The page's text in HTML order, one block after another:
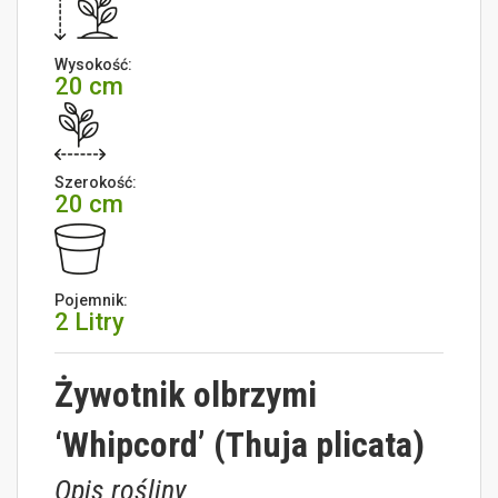
Wysokość:
20 cm
Szerokość:
20 cm
Pojemnik:
2 Litry
Żywotnik olbrzymi
‘Whipcord’ (Thuja plicata)
Opis rośliny